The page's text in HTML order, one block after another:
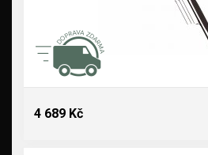
4 689 Kč